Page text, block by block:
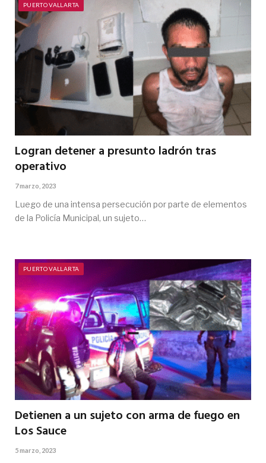
PUERTO VALLARTA
Logran detener a presunto ladrón tras
operativo
7 marzo, 2023
Luego de una intensa persecución por parte de elementos
de la Policía Municipal, un sujeto…
PUERTO VALLARTA
Detienen a un sujeto con arma de fuego en
Los Sauce
5 marzo, 2023